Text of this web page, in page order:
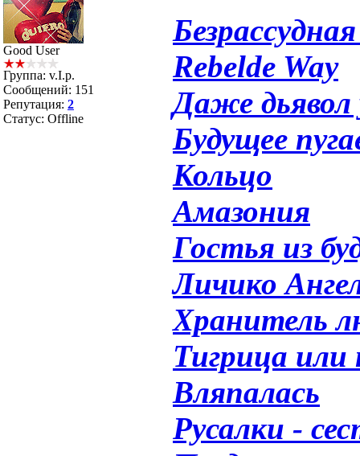
Good User
Группа: v.I.p.
Сообщений: 151
Репутация: 2
Статус: Offline
Rebelde Way
Даже
Будущее
Кольцо
Амазония
Гостья из
Личико
Хранитель
Тигрица или
Вляпалась
Русалки -